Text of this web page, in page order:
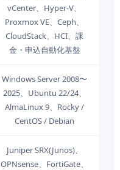
vCenter、Hyper-V、
Proxmox VE、Ceph、
CloudStack、HCI、課
金・申込自動化基盤
Windows Server 2008〜
2025、Ubuntu 22/24、
AlmaLinux 9、Rocky /
CentOS / Debian
Juniper SRX(Junos)、
OPNsense、FortiGate、